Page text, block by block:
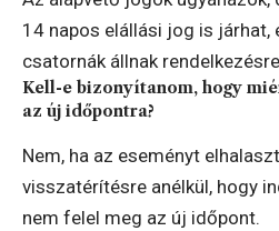
14 napos elállási jog is járhat,
csatornák állnak
Kell-e bizonyítanom, hogy
az új időpontra?
Nem, ha az eseményt
visszatérítésre anélkül, hogy
nem felel meg az új időpont.